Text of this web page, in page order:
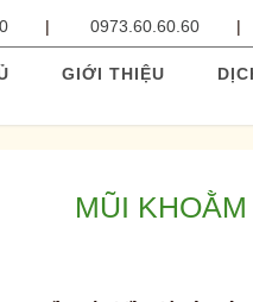
0973.60.60.60
GIỚI THIỆU
MŨI